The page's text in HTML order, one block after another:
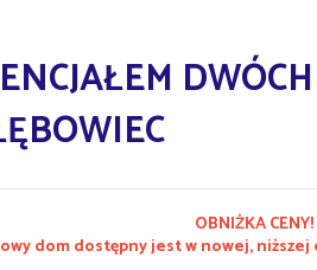
OBNIŻKA CENY!
dom dostępny jest w nowej,